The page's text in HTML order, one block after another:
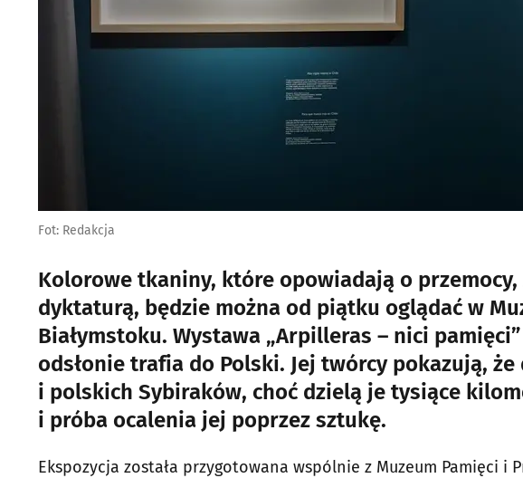
Fot: Redakcja
Kolorowe tkaniny, które opowiadają o
dyktaturą, będzie można od piątku oglądać w
Białymstoku. Wystawa „Arpilleras – nici
odsłonie trafia do Polski. Jej twórcy pokazują,
i polskich Sybiraków, choć dzielą je tysiące
i próba ocalenia jej poprzez sztukę.
Ekspozycja została przygotowana wspólnie z Muzeum Pamięci i